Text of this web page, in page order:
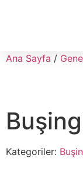
Ana Sayfa /
Kategoriler: